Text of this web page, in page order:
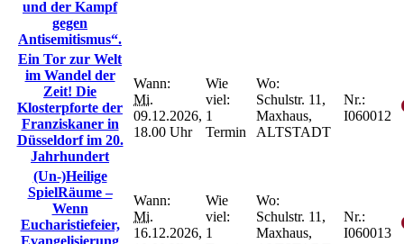
und der Kampf
gegen
Antisemitismus“.
Ein Tor zur Welt
im Wandel der
Zeit! Die
Klosterpforte der
Franziskaner in
Düsseldorf im 20.
Jahrhundert
Wann:
Mi.
09.12.2026,
18.00 Uhr
Wie
viel:
1
Termin
Wo:
Schulstr. 11,
Maxhaus,
ALTSTADT
Nr.:
I060012
(Un-)Heilige
SpielRäume –
Wenn
Eucharistiefeier,
Evangelisierung
Wann:
Mi.
16.12.2026,
Wie
viel:
1
Wo:
Schulstr. 11,
Maxhaus,
Nr.:
I060013